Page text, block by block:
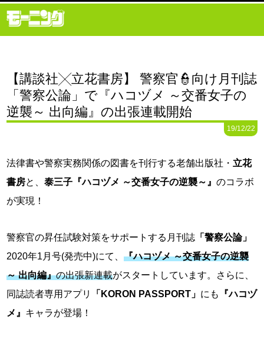
【講談社╳立花書房】 警察官👮向け月刊誌
「警察公論」で『ハコヅメ ～交番女子の
逆襲～ 出向編』の出張連載開始
19/12/22
法律書や警察実務関係の図書を刊行する老舗出版社・ 立花
書房と、泰三子 『ハコヅメ ～交番女子の逆襲～』のコラボ
が実現！
警察官の昇任試験対策をサポートする月刊誌 「警察公論」
2020年1月号(発売中)にて、『ハコヅメ ～交番女子の逆襲
～ 出向編』の出張新連載がスタートしています。さらに、
同誌読者専用アプリ
「KORON PASSPORT」 にも
『ハコヅ
メ』 キャラが登場！